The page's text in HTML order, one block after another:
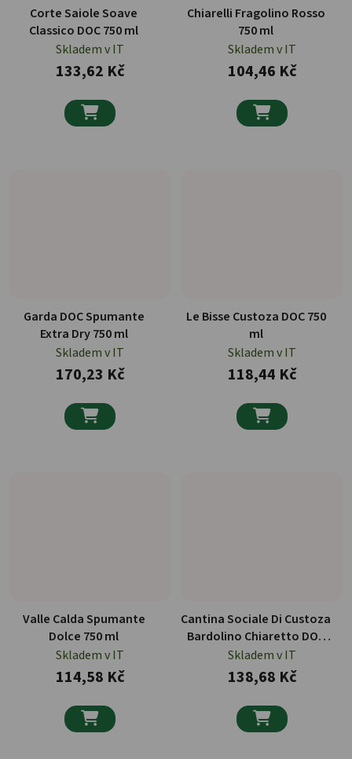
Corte Saiole Soave
Classico DOC 750 ml
Skladem v IT
133,62 Kč

Chiarelli Fragolino Rosso
750 ml
Skladem v IT
104,46 Kč

Garda DOC Spumante
Extra Dry 750 ml
Skladem v IT
170,23 Kč

Le Bisse Custoza DOC 750
ml
Skladem v IT
118,44 Kč

Valle Calda Spumante
Dolce 750 ml
Skladem v IT
114,58 Kč

Cantina Sociale Di Custoza
Bardolino Chiaretto DOC
750 ml
Skladem v IT
138,68 Kč
